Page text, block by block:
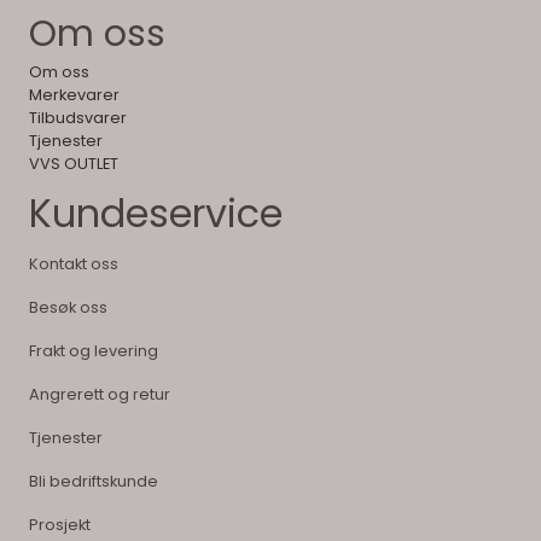
Om oss
Om oss
Merkevarer
Tilbudsvarer
Tjenester
VVS OUTLET
Kundeservice
Kontakt oss
Besøk oss
Frakt og levering
Angrerett og retur
Tjenester
Bli bedriftskunde
Prosjekt